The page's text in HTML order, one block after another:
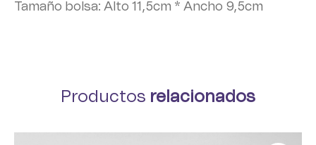
Tamaño bolsa: Alto 11,5cm * Ancho 9,5cm
Productos relacionados